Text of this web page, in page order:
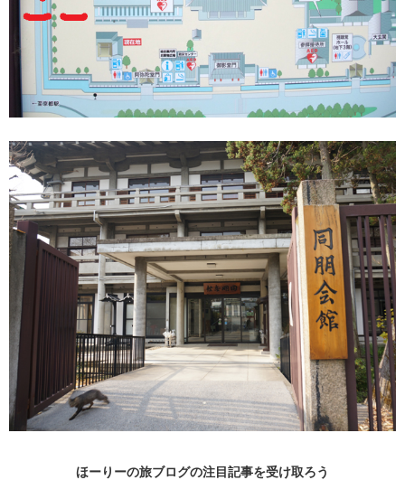
ほーりーの旅ブログの注目記事を受け取ろう